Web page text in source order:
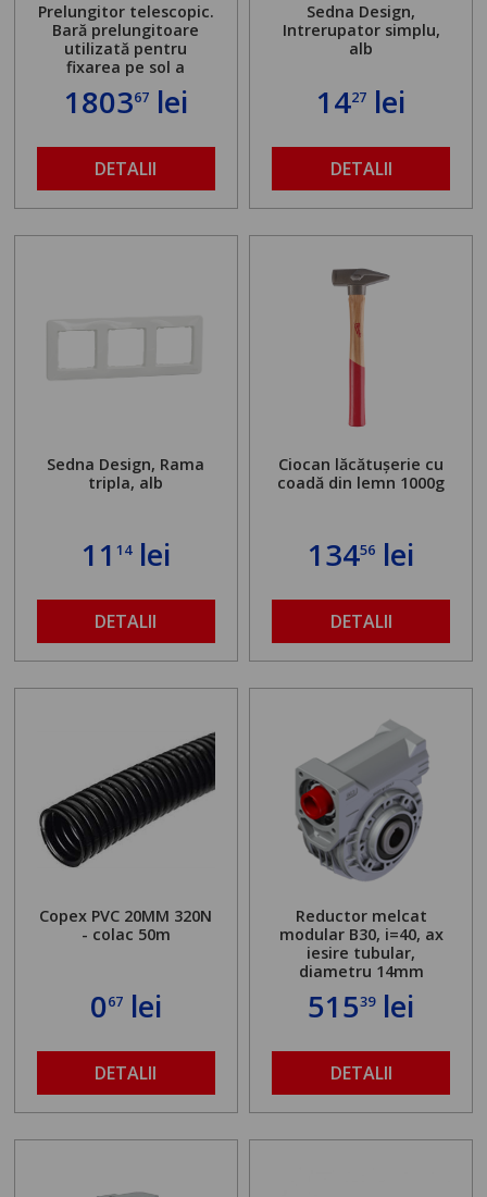
Prelungitor telescopic.
Bară prelungitoare
utilizată pentru
fixarea pe sol a
standului mașinii de
găurit în locul
maximă admisă de 500
kg și înălțime reglabilă
de la 1,8 la 2,9 m
180367lei
DETALII
Sedna Design,
Intrerupator simplu,
alb
1427 lei
DETALII
Sedna Design, Rama
tripla, alb
11 14lei
DETALII
Ciocan lăcătușerie cu
coadă din lemn 1000g
13456 lei
DETALII
Copex PVC 20MM 320N
- colac 50m
067lei
DETALII
Reductor melcat
modular B30, i=40, ax
iesire tubular,
diametru 14mm
51539lei
DETALII